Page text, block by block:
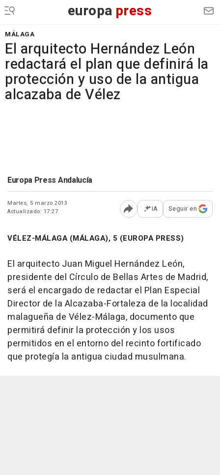
europa press
MÁLAGA
El arquitecto Hernández León
redactará el plan que definirá la
protección y uso de la antigua
alcazaba de Vélez
Europa Press Andalucía
Martes, 5 marzo 2013
Actualizado: 17:27
Abrir opciones para
IA Seguir en
VÉLEZ-MÁLAGA (MÁLAGA), 5 (EUROPA PRESS)
El arquitecto Juan Miguel Hernández León,
presidente del Círculo de Bellas Artes de Madrid,
será el encargado de redactar el Plan Especial
Director de la Alcazaba-Fortaleza de la localidad
malagueña de Vélez-Málaga, documento que
permitirá definir la protección y los usos
permitidos en el entorno del recinto fortificado
que protegía la antigua ciudad musulmana.